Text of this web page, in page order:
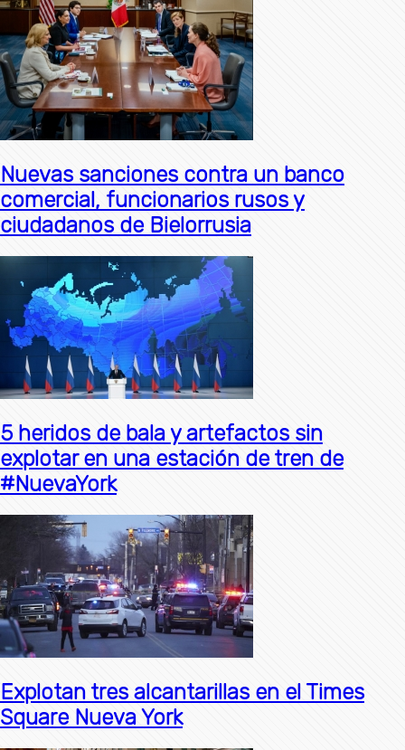
Nuevas sanciones contra un banco
comercial, funcionarios rusos y
ciudadanos de Bielorrusia
5 heridos de bala y artefactos sin
explotar en una estación de tren de
#NuevaYork
Explotan tres alcantarillas en el Times
Square Nueva York